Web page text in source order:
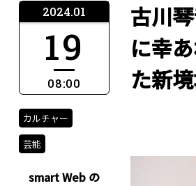
古川
に幸
た新
2024.01
19
08:00
カルチャー
芸能
smart Web の